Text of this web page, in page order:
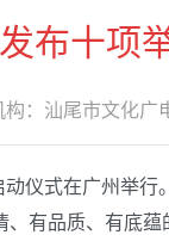
布十项
： 汕尾市文化广
仪式在广州举
有品质、有底